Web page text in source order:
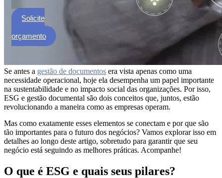
de
de
Documentos
Conversão
de
C.O.L.D
WEB
CENTRALINF
Solicite
orçamento
Se antes a gestão de documentos era vista apenas como uma
necessidade operacional, hoje ela desempenha um papel importante
na sustentabilidade e no impacto social das organizações. Por isso,
ESG e gestão documental são dois conceitos que, juntos, estão
revolucionando a maneira como as empresas operam.
Mas como exatamente esses elementos se conectam e por que são
tão importantes para o futuro dos negócios? Vamos explorar isso em
detalhes ao longo deste artigo, sobretudo para garantir que seu
negócio está seguindo as melhores práticas. Acompanhe!
O que é ESG e quais seus pilares?